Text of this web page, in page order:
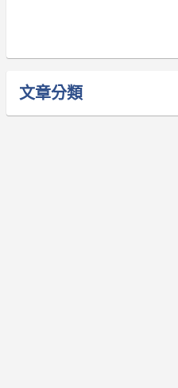
文章分類